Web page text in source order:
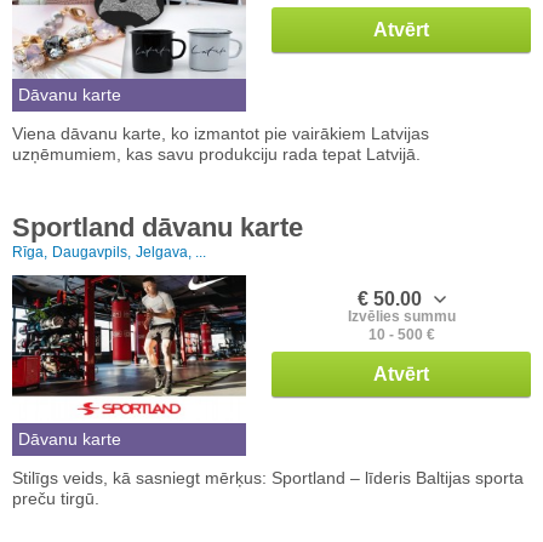
Dāvanu karte
Atvērt
Viena dāvanu karte, ko izmantot pie vairākiem Latvijas
uzņēmumiem, kas savu produkciju rada tepat Latvijā.
Sportland dāvanu karte
Rīga, Daugavpils, Jelgava, ...
Dāvanu karte
€ 50.00
Izvēlies summu
10 - 500 €
Atvērt
Stilīgs veids, kā sasniegt mērķus: Sportland – līderis Baltijas sporta
preču tirgū.